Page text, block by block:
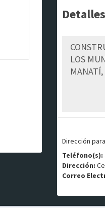
Detalles
Dirección
Teléfono(s):
Dirección:
Correo